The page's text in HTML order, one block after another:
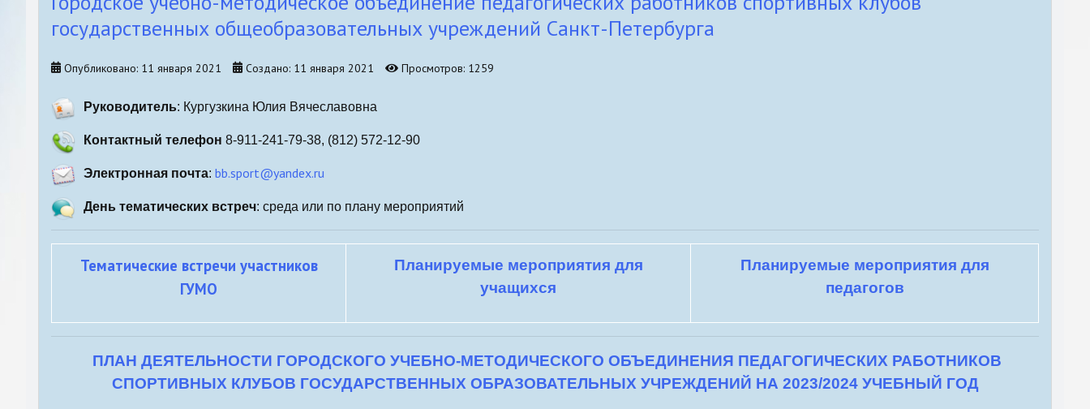
Санкт-Петербургский учебно-
методический семинар
государственных общеобразовательных учреждений Санкт-Петербурга
Опубликовано: 11 января 2021 Создано: 11 января 2021 Просмотров: 1259
Руководитель: Кургузкина Юлия Вячеславовна
Контактный телефон 8-911-241-79-38, (812) 572-12-90
Электронная почта: bb.sport@yandex.ru
День тематических встреч: среда или по плану мероприятий
Тематические встречи участников
ГУМО
Планируемые мероприятия для
учащихся
Планируемые мероприятия для
педагогов
ПЛАН ДЕЯТЕЛЬНОСТИ ГОРОДСКОГО УЧЕБНО-МЕТОДИЧЕСКОГО ОБЪЕДИНЕНИЯ ПЕДАГОГИЧЕСКИХ РАБОТНИКОВ
СПОРТИВНЫХ КЛУБОВ ГОСУДАРСТВЕННЫХ ОБРАЗОВАТЕЛЬНЫХ УЧРЕЖДЕНИЙ НА 2023/2024 УЧЕБНЫЙ ГОД